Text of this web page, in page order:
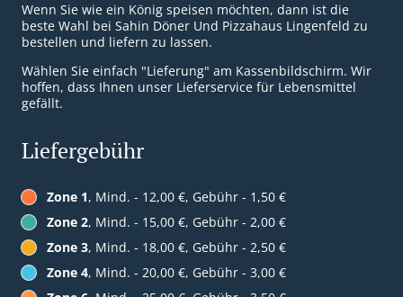
Wenn Sie wie ein König speisen möchten, dann ist die
beste Wahl bei Sahin Döner Und Pizzahaus Lingenfeld zu
bestellen und liefern zu lassen.
Wählen Sie einfach "Lieferung" am Kassenbildschirm. Wir
hoffen, dass Ihnen unser Lieferservice für Lebensmittel
gefällt.
Liefergebühr
Zone 1, Mind. - 12,00 €, Gebühr - 1,50 €
Zone 2, Mind. - 15,00 €, Gebühr - 2,00 €
Zone 3, Mind. - 18,00 €, Gebühr - 2,50 €
Zone 4, Mind. - 20,00 €, Gebühr - 3,00 €